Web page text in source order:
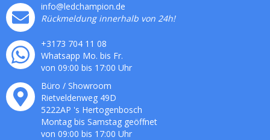
info@ledchampion.de
Rückmeldung innerhalb von 24h!
+3173 704 11 08
Whatsapp Mo. bis Fr.
von 09:00 bis 17:00 Uhr
Büro / Showroom
Rietveldenweg 49D
5222AP 's Hertogenbosch
Montag bis Samstag geöffnet
von 09:00 bis 17:00 Uhr